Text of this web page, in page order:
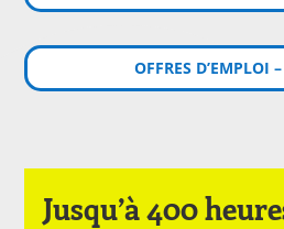
OFFRES D’EMPLOI
Jusqu’à 400